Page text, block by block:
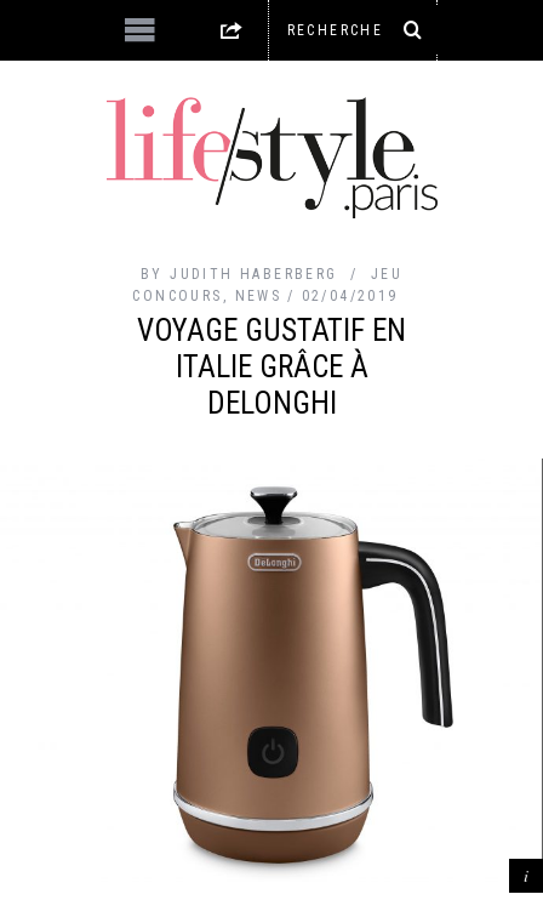
BY JUDITH HABERBERG
JEU
CONCOURS , NEWS 02/04/2019
VOYAGE GUSTATIF EN
ITALIE GRÂCE À
DELONGHI